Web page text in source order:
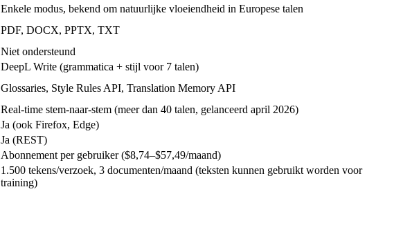
Enkele modus, bekend om natuurlijke vloeiendheid in Europese talen
PDF, DOCX, PPTX, TXT
Niet ondersteund
DeepL Write (grammatica + stijl voor 7 talen)
Glossaries, Style Rules API, Translation Memory API
Real-time stem-naar-stem (meer dan 40 talen, gelanceerd april 2026)
Ja (ook Firefox, Edge)
Ja (REST)
Abonnement per gebruiker ($8,74–$57,49/maand)
1.500 tekens/verzoek, 3 documenten/maand (teksten kunnen gebruikt worden voor
training)